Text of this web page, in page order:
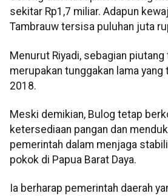
sekitar Rp1,7 miliar. Adapun
Tambrauw tersisa puluhan juta
Menurut Riyadi, sebagian
merupakan tunggakan lama
2018.
Meski demikian, Bulog tetap
ketersediaan pangan dan
pemerintah dalam menjaga
pokok di Papua Barat Daya.
Ia berharap pemerintah daerah